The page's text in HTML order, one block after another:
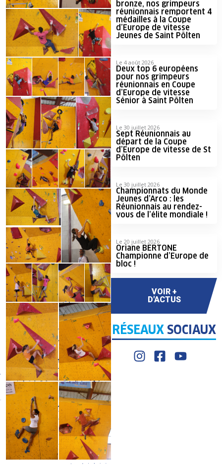
bronze, nos grimpeurs
réunionnais remportent 4
médailles à la Coupe
d’Europe de vitesse
Jeunes de Saint Pölten
Le 4 août 2026
Deux top 6 européens
pour nos grimpeurs
réunionnais en Coupe
d’Europe de vitesse
Sénior à Saint Pölten
Le 30 juillet 2026
Sept Réunionnais au
départ de la Coupe
d’Europe de vitesse de St
Pölten
Le 30 juillet 2026
Championnats du Monde
Jeunes d’Arco : les
Réunionnais au rendez-
vous de l’élite mondiale !
Le 20 juillet 2026
Oriane BERTONE
Championne d’Europe de
bloc !
VOIR +
D'ACTUS
RÉSEAUX SOCIAUX